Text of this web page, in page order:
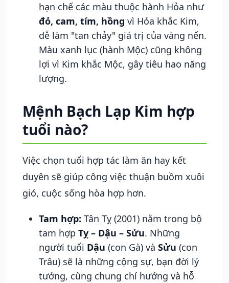
hạn chế các màu thuộc hành Hỏa như
đỏ, cam, tím, hồng vì Hỏa khắc Kim,
dễ làm "tan chảy" giá trị của vàng nến.
Màu xanh lục (hành Mộc) cũng không
lợi vì Kim khắc Mộc, gây tiêu hao năng
lượng.
Mệnh Bạch Lạp Kim hợp
tuổi nào?
Việc chọn tuổi hợp tác làm ăn hay kết
duyên sẽ giúp công việc thuận buồm xuôi
gió, cuộc sống hòa hợp hơn.
Tam hợp: Tân Tỵ (2001) nằm trong bộ
tam hợp Tỵ – Dậu – Sửu. Những
người tuổi Dậu (con Gà) và Sửu (con
Trâu) sẽ là những cộng sự, bạn đời lý
tưởng, cùng chung chí hướng và hỗ